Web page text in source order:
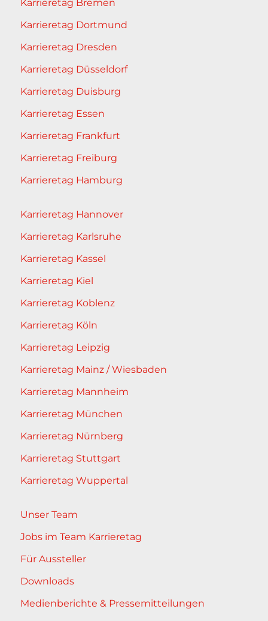
Karrieretag Bremen
Karrieretag Dortmund
Karrieretag Dresden
Karrieretag Düsseldorf
Karrieretag Duisburg
Karrieretag Essen
Karrieretag Frankfurt
Karrieretag Freiburg
Karrieretag Hamburg
Karrieretag Hannover
Karrieretag Karlsruhe
Karrieretag Kassel
Karrieretag Kiel
Karrieretag Koblenz
Karrieretag Köln
Karrieretag Leipzig
Karrieretag Mainz / Wiesbaden
Karrieretag Mannheim
Karrieretag München
Karrieretag Nürnberg
Karrieretag Stuttgart
Karrieretag Wuppertal
Unser Team
Jobs im Team Karrieretag
Für Aussteller
Downloads
Medienberichte & Pressemitteilungen